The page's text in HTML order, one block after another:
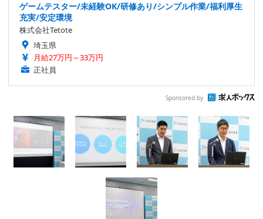
ゲームテスター/未経験OK/研修あり/シンプル作業/福利厚生
充実/安定環境
株式会社Tetote
埼玉県
月給27万円～33万円
正社員
Sponsored by